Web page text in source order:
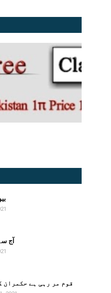
آج سے 100 سال
قوم مر رہی ہے حکمران